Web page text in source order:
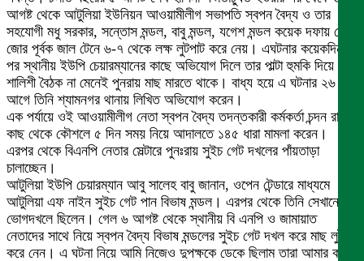
আগষ্ট থেকে আটুলিয়া ইউনিয়ন আওয়ামীলীগ সভাপতি স্বপন বৈদ্য ও তার
সহযোগী মধু সরকার, সন্তোস মন্ডল, বাবু মন্ডল, যগেশ মন্ডল কয়েক দফায় গেটে
জোর পূর্বক জাল টেনে ৬-৭ থেকে লক্ষ লুটপাট করে নেয়। এঘটনার কয়েকদিন
পর স্থানীয় ইউপি চেয়ারম্যানের কাছে অভিযোগ দিলে তার পাল্টা হুমকি দিয়ে
শালিশী বৈঠক না মেনেই পুনরায় মাছ মারতে থাকে। বাধ্য হয়ে এ ঘটনার ২৬ দিন
আগে তিনি শ্যামনগর থানায় লিখিত অভিযোগ করেন।
এক পর্যায়ে ওই আওয়ামীলীগ নেতা স্বপন বৈদ্য তদন্তকারী কর্মকর্তা চন্দন রায়ের
কাছ থেকে কৌশলে ৫ দিন সময় নিয়ে আদালতে ১৪৫ ধারা মামলা করেন।
এরপর থেকে বিএনপি নেতার সেল্টারে পুনঃরায় সুইচ গেট দখলের পাঁয়তাড়া
চালাচ্ছেন।
আটুলিয়া ইউপি চেয়ারম্যান আবু সালেহ বাবু জানান, ওপেন টেন্ডারে মাধ্যমে
আটুলিয়া এফ নাইন সুইচ গেট পান বিভাষ মন্ডল। এরপর থেকে তিনি সেখানে
ভোগদখলে ছিলেন। গেল ৬ আগষ্ট থেকে স্থানীয় বি এনপি ও জামায়াত
নেতাদের সাথে নিয়ে স্বপন বৈদ্য বিভাষ মন্ডলের সুইচ গেট দখল করে মাছ লুট
করে নেন। এ ঘটনা নিয়ে আমি নিজেও দুপক্ষকে ডেকে ছিলাম তারা আমার কথা